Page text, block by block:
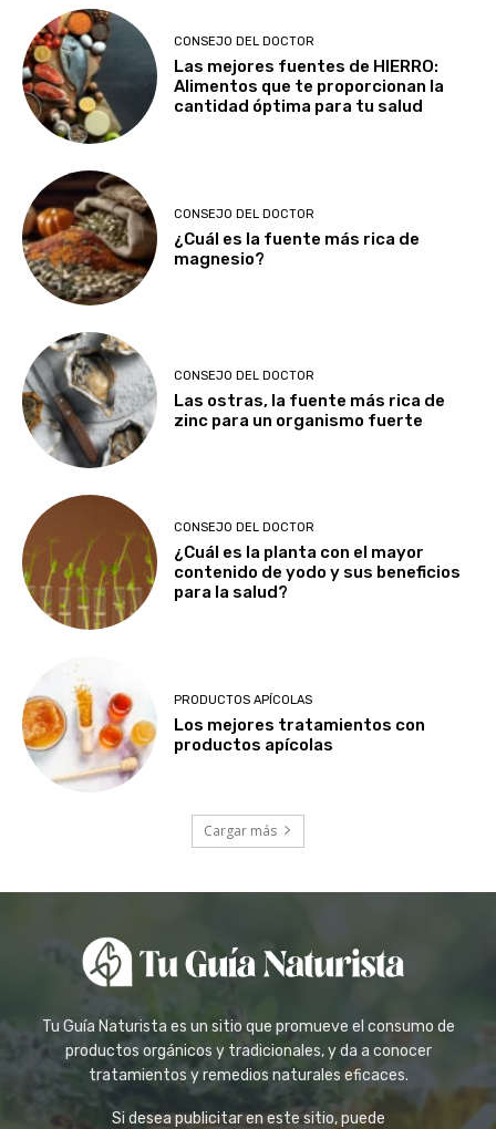
CONSEJO DEL DOCTOR
Las mejores fuentes de HIERRO:
Alimentos que te proporcionan la
cantidad óptima para tu salud
CONSEJO DEL DOCTOR
¿Cuál es la fuente más rica de
magnesio?
CONSEJO DEL DOCTOR
Las ostras, la fuente más rica de
zinc para un organismo fuerte
CONSEJO DEL DOCTOR
¿Cuál es la planta con el mayor
contenido de yodo y sus beneficios
para la salud?
PRODUCTOS APÍCOLAS
Los mejores tratamientos con
productos apícolas
Cargar más
Tu Guía Naturista es un sitio que promueve el consumo de
productos orgánicos y tradicionales, y da a conocer
tratamientos y remedios naturales eficaces.
Si desea publicitar en este sitio, puede